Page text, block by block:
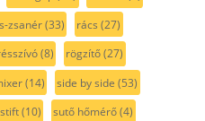
zsanér(33) rács (27)
(8) rögzítő(27)
(14) side by side (53)
stift(10) sutő hőmérő(4)